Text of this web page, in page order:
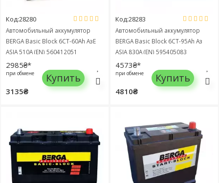
Код:28280
Автомобильный аккумулятор
BERGA Basic Block 6СТ-60Ah АзЕ
ASIA 510A (EN) 560412051
2985₴*
при обмене
3135₴
Купить
Код:28283
Автомобильный аккумулятор
BERGA Basic Block 6СТ-95Ah Аз
ASIA 830A (EN) 595405083
4573₴*
при обмене
4810₴
Купить